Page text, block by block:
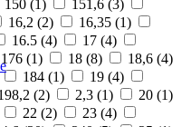
150 (1 ) 151,6 (3)
16,2 (2) 16,35 (1)
16.5 (4) 17 (4)
176 (1) 18 (8) 18,6 (4)
184 (1) 19 (4)
(2) 2,3 (1) 20 (1)
22 (2) 23 (4)